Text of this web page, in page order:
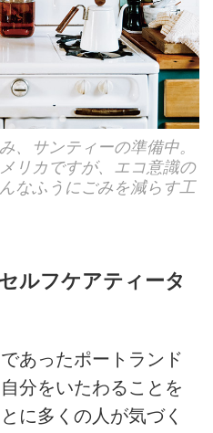
、サンティーの準備中。
リカですが、エコ意識の
なふうにごみを減らす工
ルフケアティータ
あったポートランド
分をいたわることを
に多くの人が気づく